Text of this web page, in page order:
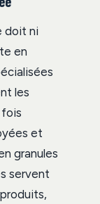
doit ni
en
les
fois
et
granules
servent